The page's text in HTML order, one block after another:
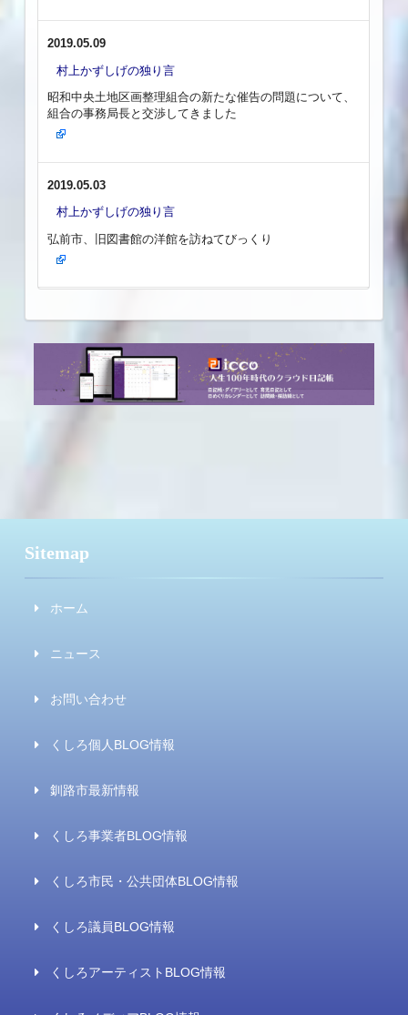
2019.05.09
村上かずしげの独り言
昭和中央土地区画整理組合の新たな催告の問題について、
組合の事務局長と交渉してきました
2019.05.03
村上かずしげの独り言
弘前市、旧図書館の洋館を訪ねてびっくり
Sitemap
ホーム
ニュース
お問い合わせ
くしろ個人BLOG情報
釧路市最新情報
くしろ事業者BLOG情報
くしろ市民・公共団体BLOG情報
くしろ議員BLOG情報
くしろアーティストBLOG情報